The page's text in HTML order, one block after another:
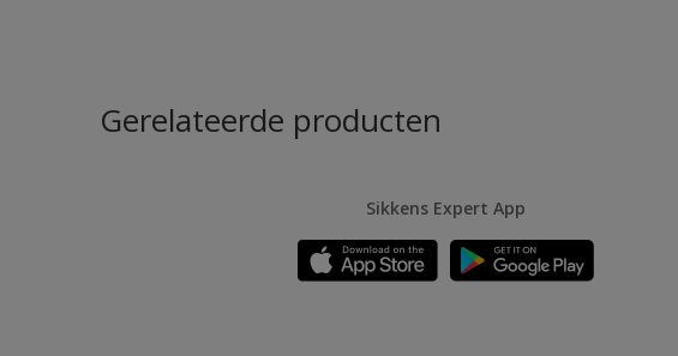
Gerelateerde producten
Sikkens Expert App